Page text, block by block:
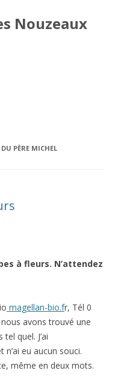
Nouzeaux
PÈRE MICHEL
à fleurs. N’attendez
magellan-bio.fr, Tél 0
avons trouvé une
quel. J’ai
eu aucun souci.
même en deux mots.